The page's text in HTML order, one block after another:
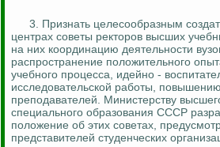
3. Признать целесообразным
центрах советы ректоров высших
на них координацию деятельности
распространение положительного
учебного процесса, идейно -
исследовательской работы,
преподавателей. Министерству
специального образования СССР
положение об этих советах,
представителей студенческих